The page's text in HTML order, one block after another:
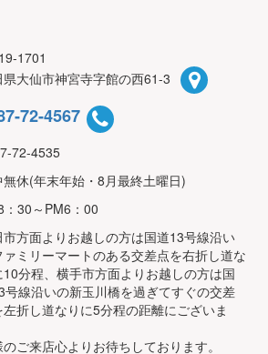
1701
県大仙市神宮寺字館の西61-3
72-4567
72-4535
無休(年末年始・8月最終土曜日)
：30～PM6：00
市方面よりお越しの方は国道13号線沿い
ァミリーマートのある交差点を右折し道な
10分程、横手市方面よりお越しの方は国
号線沿いの新玉川橋を過ぎてすぐの交差
左折し道なりに5分程の距離にございま
のご来店心よりお待ちしております。